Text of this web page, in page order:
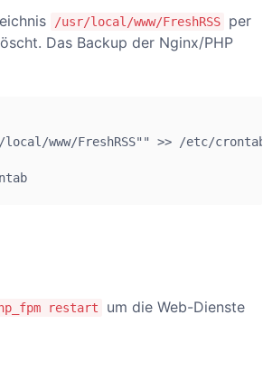
/usr/local/www/FreshRSS
per
Das Backup der Nginx/PHP
www/FreshRSS"" >> /etc/crontab
restart
um die Web-Dienste